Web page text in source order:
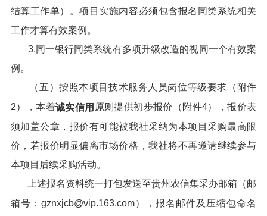
结算工作单）。项目实施内容必须包含报名同类系统相关
工作才算有效案例。
3.同一银行同类系统有多项升级改造的视同一个有效案
例。
（五）按照本项目技术服务人员岗位等级要求（附件
2），本着诚实信用 原则提供初步报价（附件4），报价表
须加盖公章，报价有可能被我社采纳为本项目采购最高限
价，若报价明显偏离市场价格，我社将不再邀请继续参与
本项目后续采购活动。
上述报名资料统一打包发送至贵州农信集采办邮箱（邮
箱号：gznxjcb@vip.163.com），报名邮件及压缩包命名